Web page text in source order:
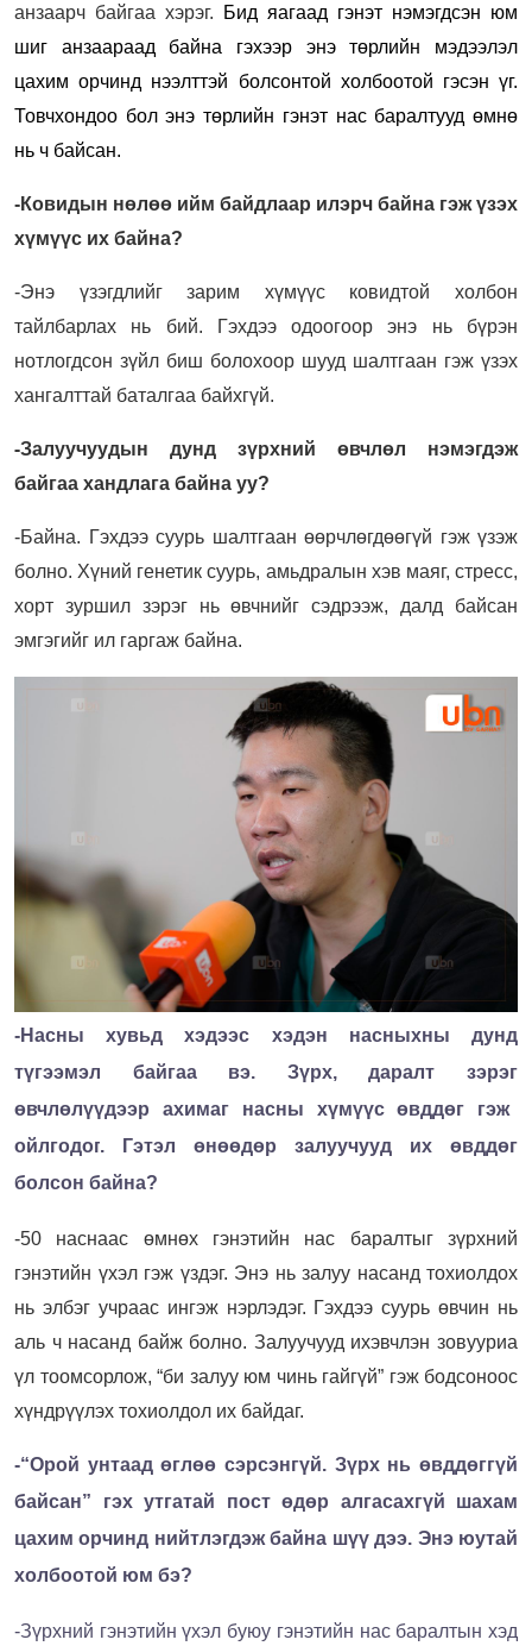
анзаарч байгаа хэрэг.
Бид яагаад гэнэт нэмэгдсэн юм
шиг анзаараад байна гэхээр энэ төрлийн мэдээлэл
цахим орчинд нээлттэй болсонтой холбоотой гэсэн үг.
Товчхондоо бол энэ төрлийн гэнэт нас баралтууд өмнө
нь ч байсан.
-Ковидын нөлөө ийм байдлаар илэрч байна гэж үзэх
хүмүүс их байна?
-Энэ үзэгдлийг зарим хүмүүс ковидтой холбон
тайлбарлах нь бий. Гэхдээ одоогоор энэ нь бүрэн
нотлогдсон зүйл биш болохоор шууд шалтгаан гэж үзэх
хангалттай баталгаа байхгүй.
-Залуучуудын дунд зүрхний өвчлөл нэмэгдэж
байгаа хандлага байна уу?
-Байна. Гэхдээ суурь шалтгаан өөрчлөгдөөгүй гэж үзэж
болно. Хүний генетик суурь, амьдралын хэв маяг, стресс,
хорт зуршил зэрэг нь өвчнийг сэдрээж, далд байсан
эмгэгийг ил гаргаж байна.
-Насны хувьд хэдээс хэдэн насныхныдунд
түгээмэл байгаа вэ. Зүрх,даралтзэрэг
өвчлөлүүдээр ахимаг насны хүмүүсөвддөг гэж
ойлгодог. Гэтэл өнөөдөр залуучууд их өвддөг
болсон байна?
-50 наснаас өмнөх гэнэтийн нас баралтыг зүрхний
гэнэтийн үхэл гэж үздэг. Энэ нь залуу насанд тохиолдох
нь элбэг учраас ингэж нэрлэдэг. Гэхдээ суурь өвчин нь
аль ч насанд байж болно. Залуучууд ихэвчлэн зовууриа
үл тоомсорлож, “би залуу юм чинь гайгүй” гэж бодсоноос
хүндрүүлэх тохиолдол их байдаг.
-“Орой унтаад өглөө сэрсэнгүй. Зүрх нь өвддөггүй
байсан” гэх утгатай пост өдөр алгасахгүй шахам
цахим орчинд нийтлэгдэж байна шүү дээ. Энэ юутай
холбоотой юм бэ?
-Зүрхний гэнэтийн үхэл буюу гэнэтийн нас баралтын хэд